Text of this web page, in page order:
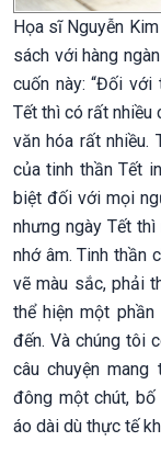
Họa sĩ Nguyễn
sách với hàng
cuốn này: “Đối
Tết thì có rất nhiều
văn hóa rất nhiều.
của tinh thần Tết
biệt đối với mọi
nhưng ngày Tết
nhớ âm. Tinh thần
vẽ màu sắc, phải
thể hiện một
đến. Và chúng tôi
câu chuyện
đông một chút,
áo dài dù thực tế